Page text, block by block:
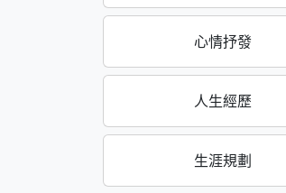
心情抒發
人生經歷
生涯規劃